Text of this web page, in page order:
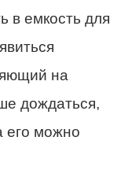
в емкость для
на
дождаться,
его можно